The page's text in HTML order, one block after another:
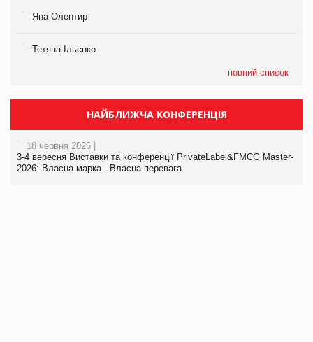
Яна Олентир
Тетяна Ільєнко
повний список
НАЙБЛИЖЧА КОНФЕРЕНЦІЯ
18 червня 2026 |
3-4 вересня Виставки та конференції PrivateLabel&FMCG Master-
2026: Власна марка - Власна перевага